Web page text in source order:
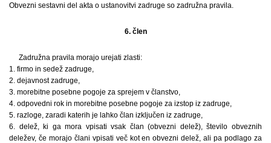
Obvezni sestavni del akta o ustanovitvi zadruge so zadružna pravila.
6. člen
Zadružna pravila morajo urejati zlasti:
1. firmo in sedež zadruge,
2. dejavnost zadruge,
3. morebitne posebne pogoje za sprejem v članstvo,
4. odpovedni rok in morebitne posebne pogoje za izstop iz zadruge,
5. razloge, zaradi katerih je lahko član izključen iz zadruge,
6. delež, ki ga mora vpisati vsak član (obvezni delež), število obveznih
deležev, če morajo člani vpisati več kot en obvezni delež, ali pa podlago za